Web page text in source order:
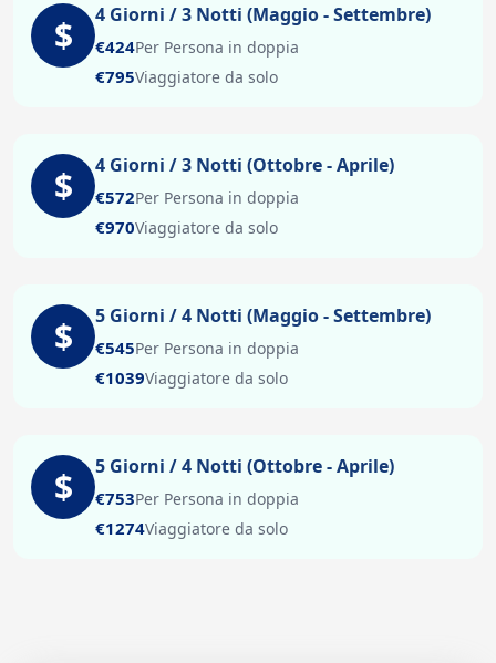
$ 4 Giorni / 3 Notti (Maggio - Settembre)
€424Per Persona in doppia
€795Viaggiatore da solo
$ 4 Giorni / 3 Notti (Ottobre - Aprile)
€572Per Persona in doppia
€970Viaggiatore da solo
$ 5 Giorni / 4 Notti (Maggio - Settembre)
€545Per Persona in doppia
€1039Viaggiatore da solo
$ 5 Giorni / 4 Notti (Ottobre - Aprile)
€753Per Persona in doppia
€1274Viaggiatore da solo